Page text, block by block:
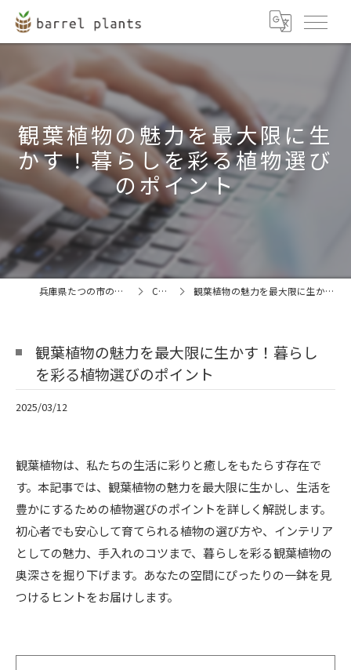
観葉植物の魅力を最大限に生
かす！暮らしを彩る植物選び
のポイント
兵庫県たつの市の観葉植物ならbarrel plants COLUMN 観葉植物の魅力を最大限に生かす！暮らしを彩る植物選びのポイント
観葉植物の魅力を最大限に生かす！暮らし
を彩る植物選びのポイント
2025/03/12
観葉植物は、私たちの生活に彩りと癒しをもたらす存在で
す。本記事では、観葉植物の魅力を最大限に生かし、生活を
豊かにするための植物選びのポイントを詳しく解説します。
初心者でも安心して育てられる植物の選び方や、インテリア
としての魅力、手入れのコツまで、暮らしを彩る観葉植物の
奥深さを掘り下げます。あなたの空間にぴったりの一鉢を見
つけるヒントをお届けします。